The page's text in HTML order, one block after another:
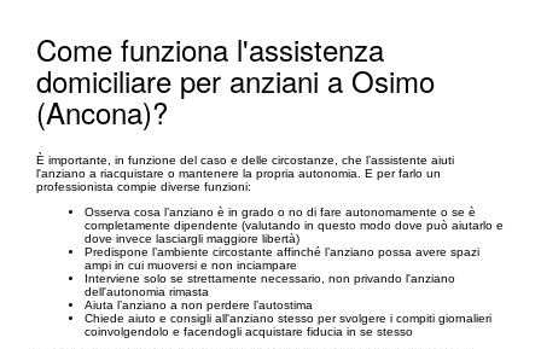
Come funziona l'assistenza
domiciliare per anziani a Osimo
(Ancona)?
È importante, in funzione del caso e delle circostanze, che l’assistente aiuti
l'anziano a riacquistare o mantenere la propria autonomia. E per farlo un
professionista compie diverse funzioni:
Osserva cosa l’anziano è in grado o no di fare autonomamente o se è
completamente dipendente (valutando in questo modo dove può aiutarlo e
dove invece lasciargli maggiore libertà)
Predispone l’ambiente circostante affinché l’anziano possa avere spazi
ampi in cui muoversi e non inciampare
Interviene solo se strettamente necessario, non privando l'anziano
dell'autonomia rimasta
Aiuta l’anziano a non perdere l’autostima
Chiede aiuto e consigli all'anziano stesso per svolgere i compiti giornalieri
coinvolgendolo e facendogli acquistare fiducia in se stesso